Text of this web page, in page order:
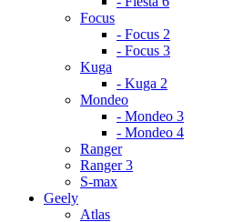
Focus
- Focus 2
- Focus 3
Kuga
- Kuga 2
Mondeo
- Mondeo 3
- Mondeo 4
Ranger
Ranger 3
S-max
Geely
Atlas